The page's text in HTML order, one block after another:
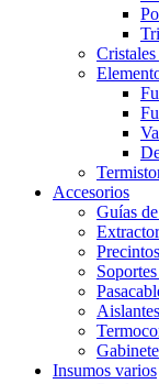
Accesorios
Guías
Precintos
Insumos varios